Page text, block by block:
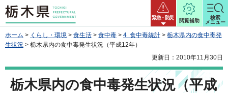
栃木県 緊急・防災
閲覧補助
検索
メニュー
ホーム > くらし・環境 > 食生活 > 食中毒 > 4 食中毒統計 > 栃木県内の食中毒発
生状況 > 栃木県内の食中毒発生状況（平成12年）
更新日：2010年11月30日
栃木県内の食中毒発生状況（平成